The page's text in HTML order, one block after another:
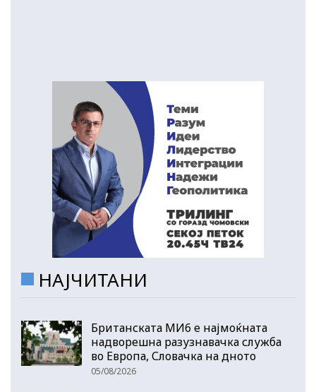
НАЈЧИТАНИ
Британската МИ6 е најмоќната
надворешна разузнавачка служба
во Европа, Словачка на дното
05/08/2026